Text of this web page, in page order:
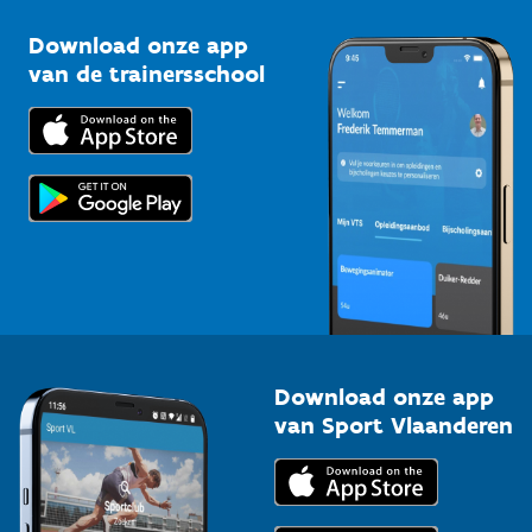
Bedrijven
Trainers en begeleiders
Topsporters
Kennisplatform
Downloads
Voor de pers
Download onze app
van de trainersschool
Download onze app
van Sport Vlaanderen